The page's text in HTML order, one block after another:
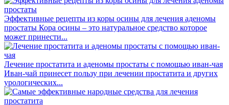
Эффективные рецепты из коры осины для лечения аденомы
простаты Кора осины – это натуральное средство которое
может принести...
Лечение простатита и аденомы простаты с помощью иван-чая
Иван-чай принесет пользу при лечении простатита и других
урологических...